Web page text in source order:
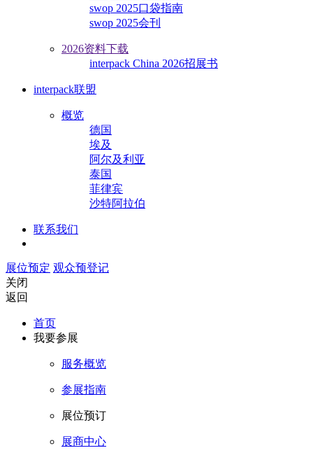
swop 2025口袋指南
swop 2025会刊
2026资料下载
interpack China 2026招展书
interpack联盟
概览
德国
埃及
阿尔及利亚
泰国
菲律宾
沙特阿拉伯
联系我们
展位预定 观众预登记
关闭
返回
首页
我要参展
服务概览
参展指南
展位预订
展商中心